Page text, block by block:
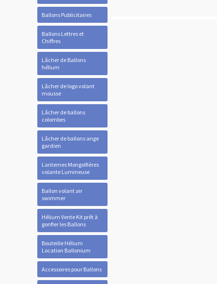
Ballons Publicitaires
Ballons Lettres et
Chiffres
Lâcher de Ballons
hélium
Lâcher de logo volant
mousse
Lâcher de ballons
colombes
Lâcher de ballons ange
gardien
Lanternes Mongolfières
volante Lumineuse
Ballon volant air
swimmer
Hélium Vente Kit prêt à
gonfler les Ballons
Bouteille Hélium
Location Ballonium
Accessoires pour Ballons